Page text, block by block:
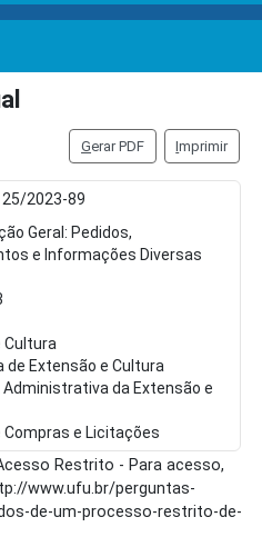
Gerar PDF Imprimir
2023-89
Geral: Pedidos,
e Informações Diversas
Cultura
de Extensão e Cultura
da Extensão e
Compras e Licitações
Restrito - Para acesso,
www.ufu.br/perguntas-
de-um-processo-restrito-de-